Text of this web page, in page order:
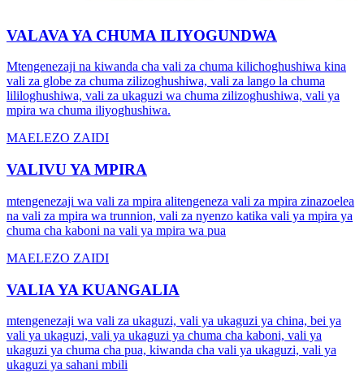
VALAVA YA CHUMA ILIYOGUNDWA
Mtengenezaji na kiwanda cha vali za chuma kilichoghushiwa kina
vali za globe za chuma zilizoghushiwa, vali za lango la chuma
lililoghushiwa, vali za ukaguzi wa chuma zilizoghushiwa, vali ya
mpira wa chuma iliyoghushiwa.
MAELEZO ZAIDI
VALIVU YA MPIRA
mtengenezaji wa vali za mpira alitengeneza vali za mpira zinazoelea
na vali za mpira wa trunnion, vali za nyenzo katika vali ya mpira ya
chuma cha kaboni na vali ya mpira wa pua
MAELEZO ZAIDI
VALIA YA KUANGALIA
mtengenezaji wa vali za ukaguzi, vali ya ukaguzi ya china, bei ya
vali ya ukaguzi, vali ya ukaguzi ya chuma cha kaboni, vali ya
ukaguzi ya chuma cha pua, kiwanda cha vali ya ukaguzi, vali ya
ukaguzi ya sahani mbili